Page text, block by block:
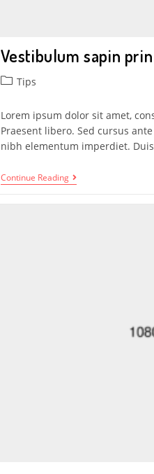
Vestibulum sapin
Tips
Lorem ipsum dolor sit amet,
Praesent libero. Sed cursus
nibh elementum imperdiet.
Continue Reading